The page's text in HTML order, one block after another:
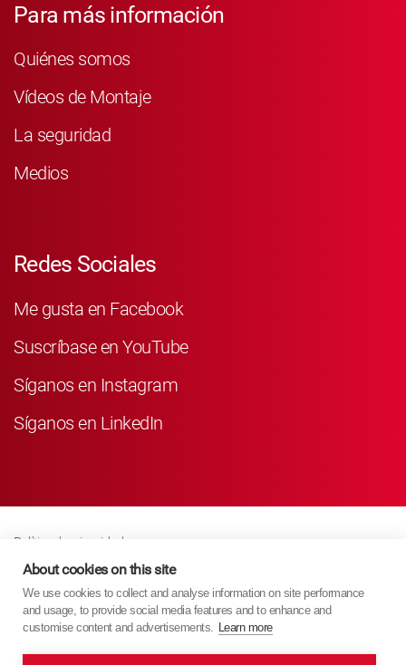
Para más información
Quiénes somos
Vídeos de Montaje
La seguridad
Medios
Redes Sociales
Me gusta en Facebook
Suscríbase en YouTube
Síganos en Instagram
Síganos en LinkedIn
Política de privacidad
Business Partner Privacy
Política De Cookies
Modern Slavery Act Policy
About cookies on this site
We use cookies to collect and analyse information on site performance
and usage, to provide social media features and to enhance and
customise content and advertisements. Learn more